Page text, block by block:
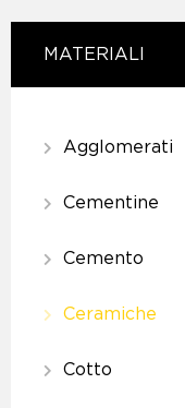
MATERIALI
Agglomerati
Cementine
Cemento
Ceramiche
Cotto